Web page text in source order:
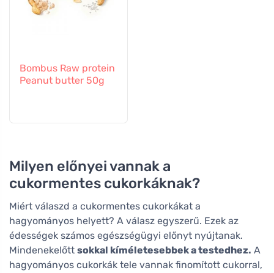
Bombus Raw protein
Peanut butter 50g
Milyen előnyei vannak a
cukormentes cukorkáknak?
Miért válaszd a cukormentes cukorkákat a
hagyományos helyett? A válasz egyszerű. Ezek az
édességek számos egészségügyi előnyt nyújtanak.
Mindenekelőtt sokkal kíméletesebbek a testedhez. A
hagyományos cukorkák tele vannak finomított cukorral,